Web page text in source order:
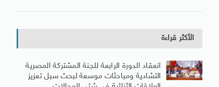
الأكثر قراءة
انعقاد الدورة الرابعة للجنة المشتركة المصرية
التشادية ومباحثات موسعة لبحث سبل تعزيز